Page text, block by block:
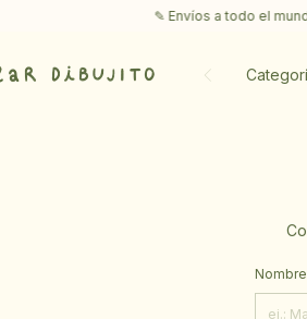
✎ Envíos a todo el mundo